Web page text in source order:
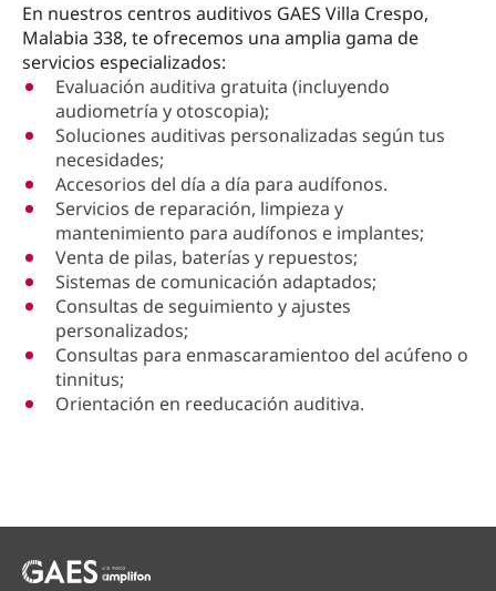
En nuestros centros auditivos GAES Villa Crespo,
Malabia 338, te ofrecemos una amplia gama de
servicios especializados:
Evaluación auditiva gratuita (incluyendo
audiometría y otoscopia);
Soluciones auditivas personalizadas según tus
necesidades;
Accesorios del día a día para audífonos.
Servicios de reparación, limpieza y
mantenimiento para audífonos e implantes;
Venta de pilas, baterías y repuestos;
Sistemas de comunicación adaptados;
Consultas de seguimiento y ajustes
personalizados;
Consultas para enmascaramientoo del acúfeno o
tinnitus;
Orientación en reeducación auditiva.